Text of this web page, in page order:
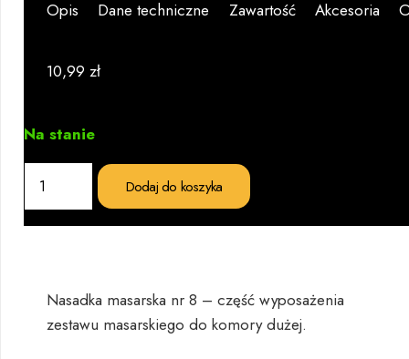
Opis Dane techniczne Zawartość Akcesoria
10,99 zł
Na stanie
Nasadka
masarska
Dodaj do koszyka
Nasadka masarska nr 8 – część wyposażenia
zestawu masarskiego do komory dużej.